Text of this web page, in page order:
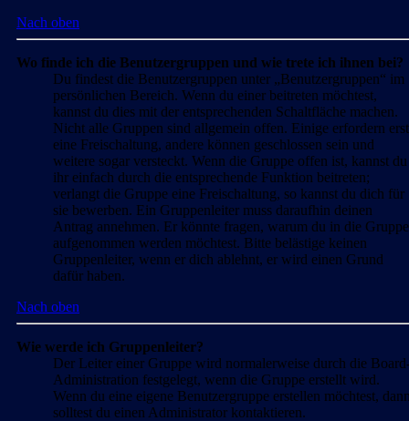
Nach oben
Wo finde ich die Benutzergruppen und wie trete ich ihnen bei?
Du findest die Benutzergruppen unter „Benutzergruppen“ im
persönlichen Bereich. Wenn du einer beitreten möchtest,
kannst du dies mit der entsprechenden Schaltfläche machen.
Nicht alle Gruppen sind allgemein offen. Einige erfordern erst
eine Freischaltung, andere können geschlossen sein und
weitere sogar versteckt. Wenn die Gruppe offen ist, kannst du
ihr einfach durch die entsprechende Funktion beitreten;
verlangt die Gruppe eine Freischaltung, so kannst du dich für
sie bewerben. Ein Gruppenleiter muss daraufhin deinen
Antrag annehmen. Er könnte fragen, warum du in die Gruppe
aufgenommen werden möchtest. Bitte belästige keinen
Gruppenleiter, wenn er dich ablehnt, er wird einen Grund
dafür haben.
Nach oben
Wie werde ich Gruppenleiter?
Der Leiter einer Gruppe wird normalerweise durch die
Administration festgelegt, wenn die Gruppe erstellt wird.
Wenn du eine eigene Benutzergruppe erstellen möchtest,
solltest du einen Administrator kontaktieren.